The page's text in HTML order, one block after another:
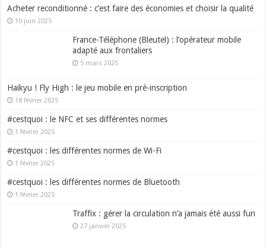
Acheter reconditionné : c’est faire des économies et choisir la qualité
10 juin 2025
France-Téléphone (Bleutel) : l’opérateur mobile
adapté aux frontaliers
5 mars 2025
Haikyu ! Fly High : le jeu mobile en pré-inscription
18 février 2025
#cestquoi : le NFC et ses différentes normes
1 février 2025
#cestquoi : les différentes normes de Wi-Fi
1 février 2025
#cestquoi : les différentes normes de Bluetooth
1 février 2025
Traffix : gérer la circulation n’a jamais été aussi fun
27 janvier 2025